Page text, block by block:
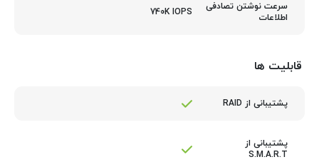
سرعت نوشتن تصادفی
اطلاعات
740K IOPS
قابلیت ها
پشتیبانی از RAID
پشتیبانی از
S.M.A.R.T